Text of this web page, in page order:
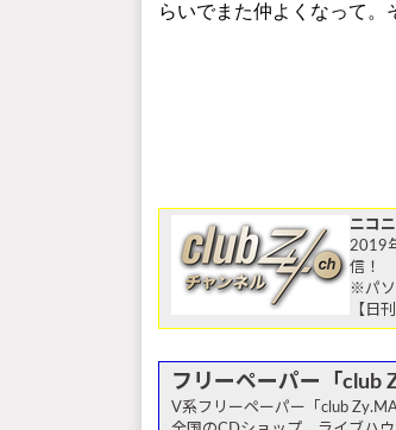
らいでまた仲よくなって。
ニコ
2019
信！
※パソ
【日
フリーペーパー「club
V系フリーペーパー「club